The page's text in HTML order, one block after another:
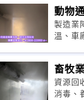
法、溫
備、台
動物
毒設
製造業
溫、車
畜牧
走道
資源回
消毒、